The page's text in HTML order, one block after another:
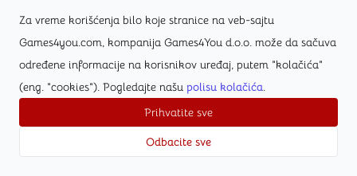
Za vreme korišćenja bilo koje stranice na veb-sajtu
Games4you.com, kompanija Games4You d.o.o. može da sačuva
određene informacije na korisnikov uređaj, putem "kolačića"
(eng. "cookies"). Pogledajte našu polisu kolačića.
Prihvatite sve
Odbacite sve
Posetite Facebook stranicu /Games4you.rs
Zapratite Instagram profil @games4yours